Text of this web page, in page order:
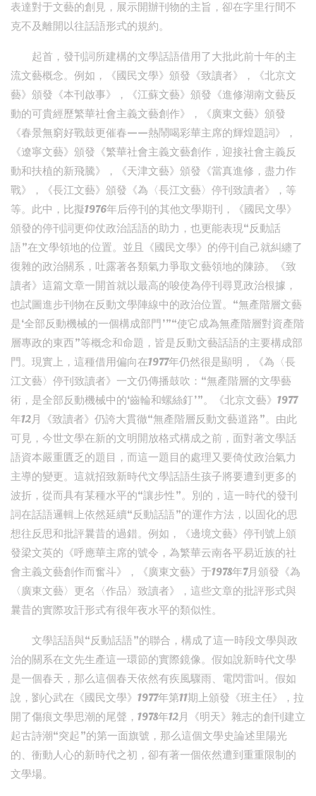
表達對于文藝的創見，展示開辦刊物的主旨，卻在字里行間不
克不及離開以往話語形式的規約。
起首，發刊詞所建構的文學話語借用了大批此前十年的主
流文藝概念。例如，《國民文學》頒發《致讀者》，《北京文
藝》頒發《本刊啟事》，《江蘇文藝》頒發《進修湖南文藝反
動的可貴經歷繁華社會主義文藝創作》，《廣東文藝》頒發
《春景無窮好戰鼓更催春——熱鬧喝彩華主席的輝煌題詞》，
《遼寧文藝》頒發《繁華社會主義文藝創作，迎接社會主義反
動和扶植的新飛騰》，《天津文藝》頒發《當真進修，盡力作
戰》，《長江文藝》頒發《為〈長江文藝〉停刊致讀者》，等
等。此中，比擬1976年后停刊的其他文學期刊，《國民文學》
頒發的停刊詞更仰仗政治話語的助力，也更能表現“反動話
語”在文學領地的位置。並且《國民文學》的停刊自己就糾纏了
復雜的政治關系，吐露著各類氣力爭取文藝領地的陳跡。《致
讀者》這篇文章一開首就以最高的唆使為停刊尋覓政治根據，
也試圖進步刊物在反動文學陣線中的政治位置。“無產階層文藝
是‘全部反動機械的一個構成部門’”“使它成為無產階層對資產階
層專政的東西”等概念和命題，皆是反動文藝話語的主要構成部
門。現實上，這種借用偏向在1977年仍然很是顯明，《為〈長
江文藝〉停刊致讀者》一文仍傳播鼓吹：“無產階層的文學藝
術，是全部反動機械中的‘齒輪和螺絲釘’”。《北京文藝》1977
年12月《致讀者》仍誇大貫徹“無產階層反動文藝道路”。由此
可見，今世文學在新的文明開放格式構成之前，面對著文學話
語資本嚴重匱乏的題目，而這一題目的處理又要倚仗政治氣力
主導的變更。這就招致新時代文學話語生孩子將要遭到更多的
波折，從而具有某種水平的“讓步性”。別的，這一時代的發刊
詞在話語邏輯上依然延續“反動話語”的運作方法，以固化的思
想往反思和批評曩昔的過錯。例如，《邊境文藝》停刊號上頒
發梁文英的《呼應華主席的號令，為繁華云南各平易近族的社
會主義文藝創作而奮斗》，《廣東文藝》于1978年7月頒發《為
〈廣東文藝〉更名〈作品〉致讀者》，這些文章的批評形式與
曩昔的實際攻訐形式有很年夜水平的類似性。
文學話語與“反動話語”的聯合，構成了這一時段文學與政
治的關系在文先生產這一環節的實際鏡像。假如說新時代文學
是一個春天，那么這個春天依然有疾風驟雨、電閃雷叫。假如
說，劉心武在《國民文學》1977年第11期上頒發《班主任》，拉
開了傷痕文學思潮的尾聲，1978年12月《明天》雜志的創刊建立
起古詩潮“突起”的第一面旗號，那么這個文學史論述里陽光
的、衝動人心的新時代之初，卻有著一個依然遭到重重限制的
文學場。